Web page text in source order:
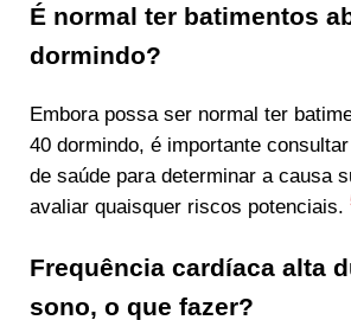
É normal ter batimentos
dormindo?
Embora possa ser normal ter
40 dormindo, é importante
de saúde para determinar a causa
avaliar quaisquer riscos potenciais.
Frequência cardíaca alta
sono, o que fazer?